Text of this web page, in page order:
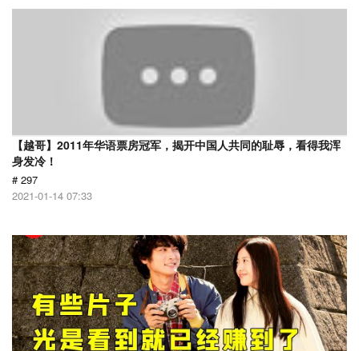
【越哥】2011年华语票房冠军，揭开中国人共同的耻辱，看得我浑
身发冷！
# 297
2021-01-14 07:33